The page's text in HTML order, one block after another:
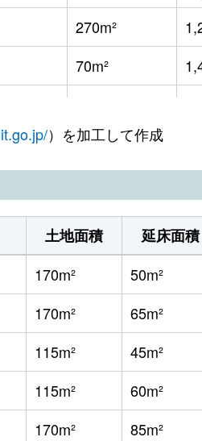
270m²
70m²
105m²
145m²
130m²
830m²
290m² 2
340m²
125m²
）を加工して作成
土地面積 延床面積
170m² 50m²
170m² 65m²
115m² 45m²
115m² 60m²
170m² 85m²